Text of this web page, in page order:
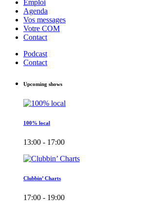
Emploi
Agenda
Vos messages
Votre COM
Contact
Podcast
Contact
Upcoming shows
100% local
13:00 - 17:00
Clubbin’ Charts
17:00 - 19:00